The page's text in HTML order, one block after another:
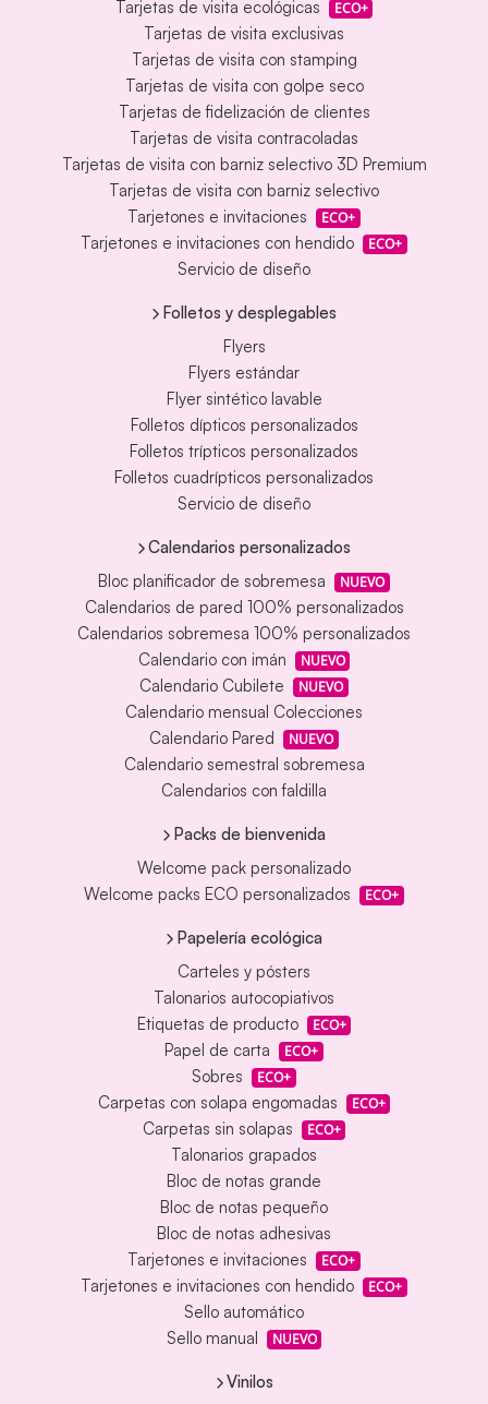
Tarjetas de visita ecológicas ECO+
Tarjetas de visita exclusivas
Tarjetas de visita con stamping
Tarjetas de visita con golpe seco
Tarjetas de fidelización de clientes
Tarjetas de visita contracoladas
Tarjetas de visita con barniz selectivo 3D Premium
Tarjetas de visita con barniz selectivo
Tarjetones e invitaciones
ECO+
Tarjetones e invitaciones con hendido ECO+
Servicio de diseño
Folletos y desplegables
Flyers
Flyers estándar
Flyer sintético lavable
Folletos dípticos personalizados
Folletos trípticos personalizados
Folletos cuadrípticos personalizados
Servicio de diseño
Calendarios personalizados
Bloc planificador de sobremesa
NUEVO
Calendarios de pared 100% personalizados
Calendarios sobremesa 100% personalizados
Calendario con imán
NUEVO
Calendario Cubilete NUEVO
Calendario mensual Colecciones
Calendario Pared
NUEVO
Calendario semestral sobremesa
Calendarios con faldilla
Packs de bienvenida
Welcome pack personalizado
Welcome packs ECO personalizados
ECO+
Papelería ecológica
Carteles y pósters
Talonarios autocopiativos
Etiquetas de producto
ECO+
Papel de carta ECO+
Sobres ECO+
Carpetas con solapa engomadas ECO+
Carpetas sin solapas ECO+
Talonarios grapados
Bloc de notas grande
Bloc de notas pequeño
Bloc de notas adhesivas
Tarjetones e invitaciones
ECO+
Tarjetones e invitaciones con hendido ECO+
Sello automático
Sello manual
NUEVO
Vinilos